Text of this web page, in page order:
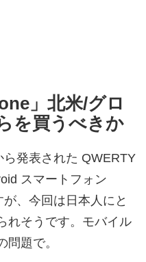
」北米/グロ
を買うべきか
発表された QWERTY
スマートフォン
が、今回は日本人にと
れそうです。モバイル
問題で。